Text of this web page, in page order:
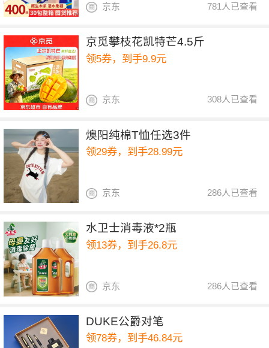
781人已查看
京东
京觅攀枝花凯特芒4.5斤
领5券，到手9.9元
308人已查看
京东
燠阳纯棉T恤任选3件
领29券，到手28.99元
286人已查看
京东
水卫士消毒液*2瓶
领13券，到手26.8元
286人已查看
京东
DUKE公爵对笔
领78券，到手46.84元